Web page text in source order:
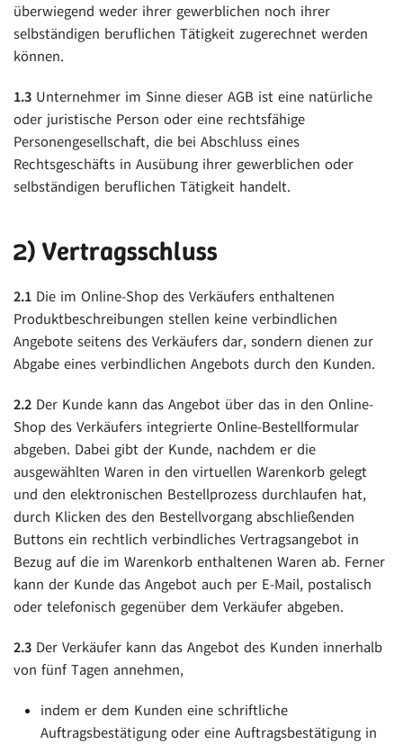
überwiegend weder ihrer gewerblichen noch ihrer
selbständigen beruflichen Tätigkeit zugerechnet werden
können.
1.3 Unternehmer im Sinne dieser AGB ist eine natürliche
oder juristische Person oder eine rechtsfähige
Personengesellschaft, die bei Abschluss eines
Rechtsgeschäfts in Ausübung ihrer gewerblichen oder
selbständigen beruflichen Tätigkeit handelt.
2) Vertragsschluss
2.1 Die im Online-Shop des Verkäufers enthaltenen
Produktbeschreibungen stellen keine verbindlichen
Angebote seitens des Verkäufers dar, sondern dienen zur
Abgabe eines verbindlichen Angebots durch den Kunden.
2.2 Der Kunde kann das Angebot über das in den Online-
Shop des Verkäufers integrierte Online-Bestellformular
abgeben. Dabei gibt der Kunde, nachdem er die
ausgewählten Waren in den virtuellen Warenkorb gelegt
und den elektronischen Bestellprozess durchlaufen hat,
durch Klicken des den Bestellvorgang abschließenden
Buttons ein rechtlich verbindliches Vertragsangebot in
Bezug auf die im Warenkorb enthaltenen Waren ab. Ferner
kann der Kunde das Angebot auch per E-Mail, postalisch
oder telefonisch gegenüber dem Verkäufer abgeben.
2.3 Der Verkäufer kann das Angebot des Kunden innerhalb
von fünf Tagen annehmen,
indem er dem Kunden eine schriftliche
Auftragsbestätigung oder eine Auftragsbestätigung in